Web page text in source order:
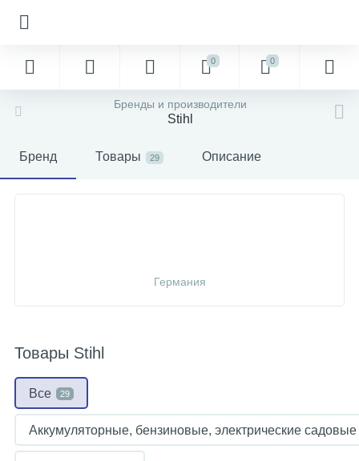
0 0
Бренды и производители
Stihl
Бренд Товары 29 Описание
Германия
Товары Stihl
Все 29
Аккумуляторные, бензиновые, электрические